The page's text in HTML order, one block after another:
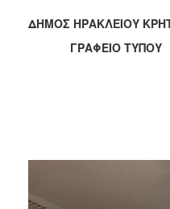
2019
2018
ΔΗΜΟΣ ΗΡΑΚΛΕΙΟΥ
ΓΡΑΦΕΙΟ ΤΥΠΟΥ